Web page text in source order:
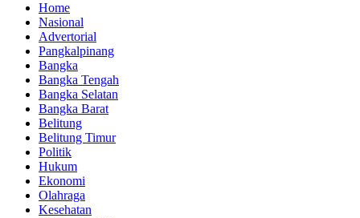
Home
Nasional
Advertorial
Pangkalpinang
Bangka
Bangka Tengah
Bangka Selatan
Bangka Barat
Belitung
Belitung Timur
Politik
Hukum
Ekonomi
Olahraga
Kesehatan